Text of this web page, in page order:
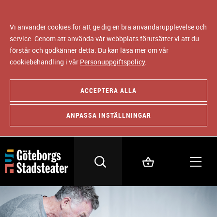
Vi använder cookies för att ge dig en bra användarupplevelse och
service. Genom att använda vår webbplats förutsätter vi att du
förstår och godkänner detta. Du kan läsa mer om vår
cookiebehandling i vår Personuppgiftspolicy.
ACCEPTERA ALLA
ANPASSA INSTÄLLNINGAR
i